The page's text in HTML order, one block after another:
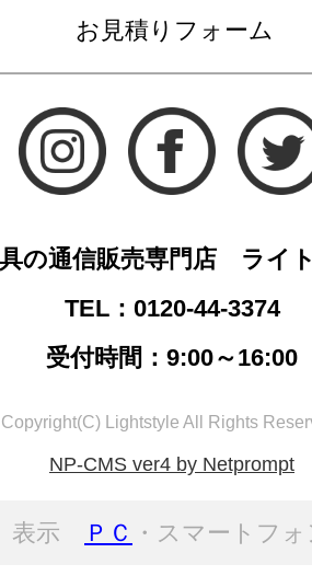
お見積りフォーム
の通信販売専門店 ライ
TEL：0120-44-3374
受付時間：9:00～16:00
Copyright(C) Lightstyle All Rights
NP-CMS ver4 by Netprompt
表示 ＰＣ ・スマートフ